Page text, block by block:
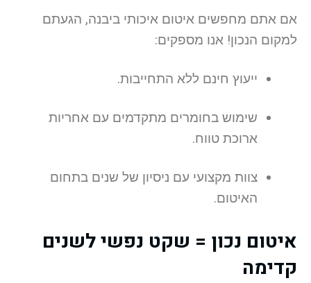
אם אתם מחפשים איטום איכותי ביבנה, הגעתם
למקום הנכון! אנו מספקים:
ייעוץ חינם ללא התחייבות.
שימוש בחומרים מתקדמים עם אחריות
ארוכת טווח.
צוות מקצועי עם ניסיון של שנים בתחום
האיטום.
איטום נכון = שקט נפשי לשנים
קדימה